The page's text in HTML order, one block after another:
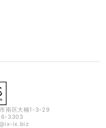
南区大楠1-3-29
3303
ix.biz